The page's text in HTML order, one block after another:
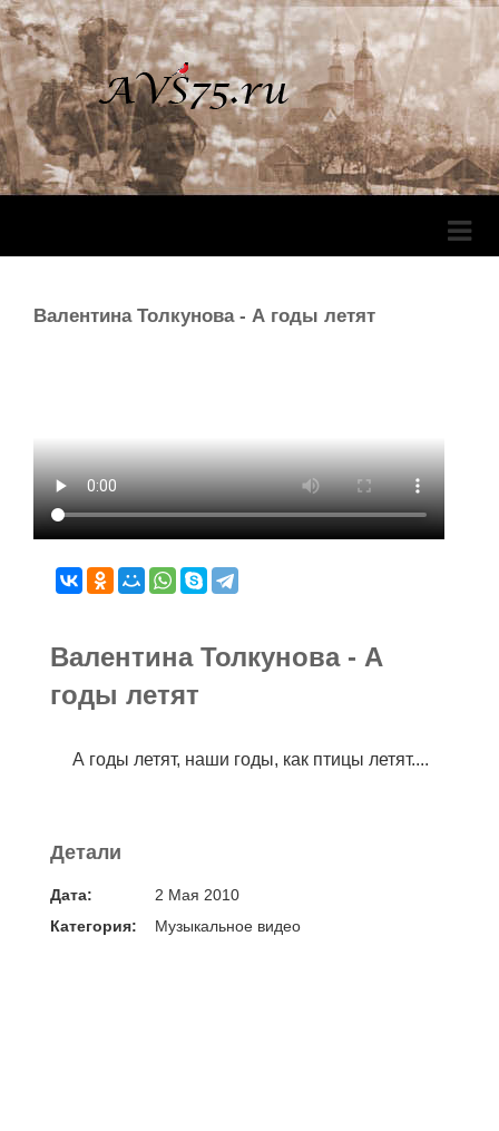
Валентина Толкунова - А годы летят
Валентина Толкунова - А
годы летят
А годы летят, наши годы, как птицы летят....
Детали
Дата:
2 Мая 2010
Категория:
Музыкальное видео